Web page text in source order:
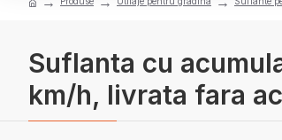
Suflanta cu
km/h, livrata fara